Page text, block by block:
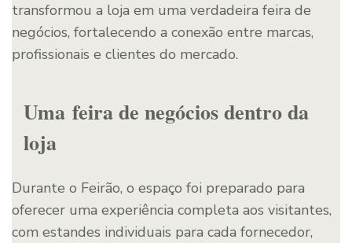
transformou a loja em uma verdadeira feira de
negócios, fortalecendo a conexão entre marcas,
profissionais e clientes do mercado.
Uma feira de negócios dentro da
loja
Durante o Feirão, o espaço foi preparado para
oferecer uma experiência completa aos visitantes,
com estandes individuais para cada fornecedor,